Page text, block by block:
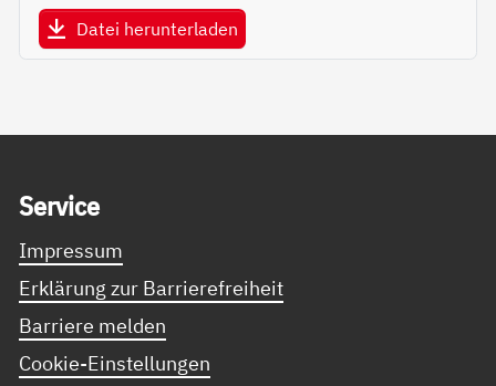
Datei herunterladen
Ser­vice
Impressum
Erklärung zur Barrierefreiheit
Barriere melden
Cookie-Einstellungen